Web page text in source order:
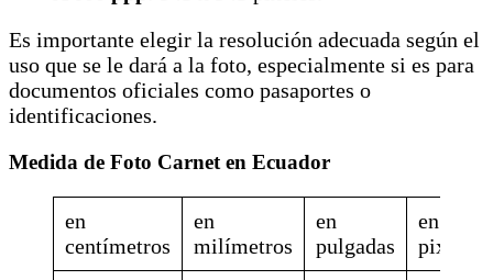
Es importante elegir la resolución adecuada según el
uso que se le dará a la foto, especialmente si es para
documentos oficiales como pasaportes o
identificaciones.
Medida de Foto Carnet en Ecuador
en
centímetros
en
milímetros
en
pulgadas
en
pixeles